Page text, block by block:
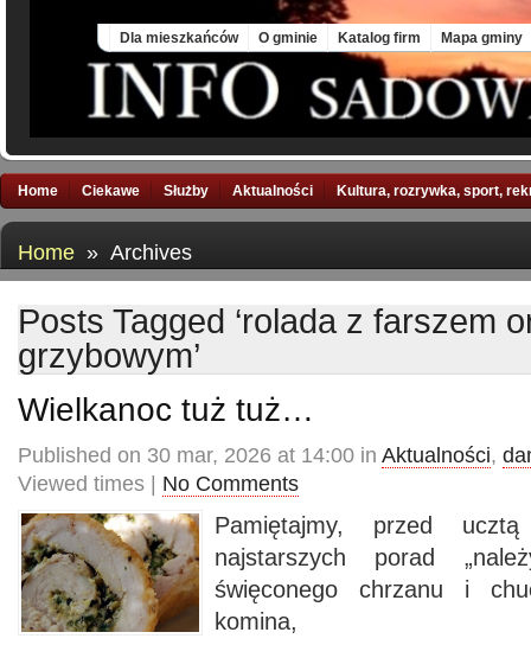
Dla mieszkańców O gminie Katalog firm Mapa gminy
Home Ciekawe Służby Aktualności Kultura, rozrywka, sport,
Home » Archives
Posts Tagged ‘rolada z farszem
grzybowym’
Wielkanoc tuż tuż…
Published on 30 mar, 2026 at 14:00 in Aktualności,
Viewed times | No Comments
Pamiętajmy, przed
najstarszych porad
święconego chrzanu i
komina,